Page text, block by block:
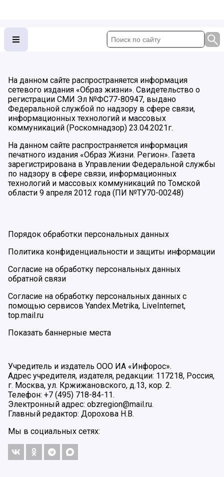
На данном сайте распространяется информация
сетевого издания «Образ жизни». Свидетельство о
регистрации СМИ Эл №ФС77-80947, выдано
Федеральной службой по надзору в сфере связи,
информационных технологий и массовых
коммуникаций (Роскомнадзор) 23.04.2021г.
На данном сайте распространяется информация
печатного издания «Образ Жизни. Регион». Газета
зарегистрирована в Управлении Федеральной службы
по надзору в сфере связи, информационных
технологий и массовых коммуникаций по Томской
области 9 апреля 2012 года (ПИ №ТУ70-00248)
Порядок обработки персональных данных
Политика конфиденциальности и защиты информации
Согласие на обработку персональных данных
обратной связи
Согласие на обработку персональных данных с
помощью сервисов Yandex.Metrika, LiveInternet,
top.mail.ru
Показать баннерные места
Учредитель и издатель ООО ИА «Инфорос».
Адрес учредителя, издателя, редакции: 117218, Россия,
г. Москва, ул. Кржижановского, д.13, кор. 2.
Телефон: +7 (495) 718-84-11.
Электронный адрес: obzregion@mail.ru.
Главный редактор: Дорохова Н.В.
Мы в социальных сетях: